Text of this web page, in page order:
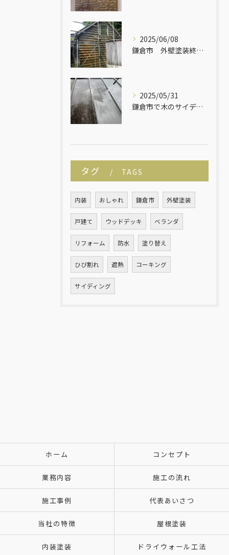
2025/06/08
鎌倉市 外壁塗装終了しました！
2025/05/31
鎌倉市で木のサイディングの平屋建ての塗り替えが始まりました！
タグ TAGS
内装 おしゃれ 鎌倉市 外壁塗装
戸建て ウッドデッキ ベランダ
リフォーム 防水 塗り替え
ひび割れ 遮熱 コーキング
サイディング
ホーム コンセプト
業務内容 施工の流れ
施工事例 代表あいさつ
当社の特徴 屋根塗装
内装塗装 ドライウォール工法